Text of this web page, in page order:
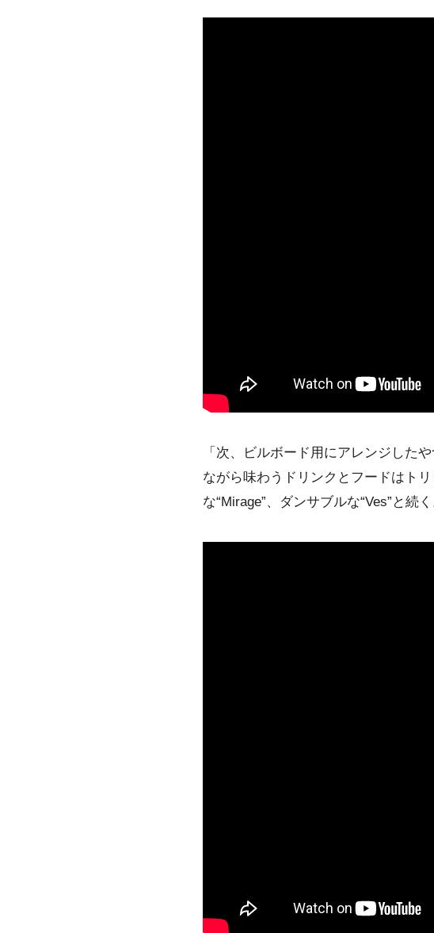
「次、ビルボード用にアレンジした
ながら味わうドリンクとフードはト
な“Mirage”、ダンサブルな“Ves”と続く